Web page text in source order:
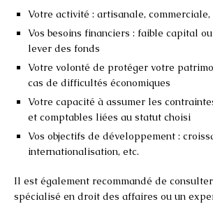
Votre activité : artisanale,
Vos besoins financiers : faible capital
lever des fonds
Votre volonté de protéger votre
cas de difficultés économiques
Votre capacité à assumer les
et comptables liées au statut choisi
Vos objectifs de développement :
internationalisation, etc.
Il est également recommandé de
spécialisé en droit des affaires ou un